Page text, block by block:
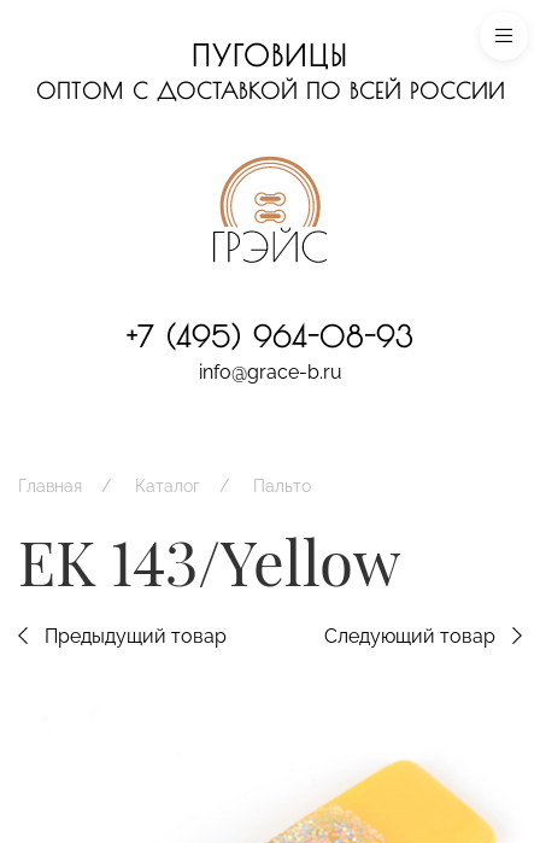
ПУГОВИЦЫ
ОПТОМ С ДОСТАВКОЙ ПО ВСЕЙ РОССИИ
+7 (495) 964-08-93
info@grace-b.ru
Главная Каталог Пальто
EK 143/Yellow
Предыдущий товар Следующий товар